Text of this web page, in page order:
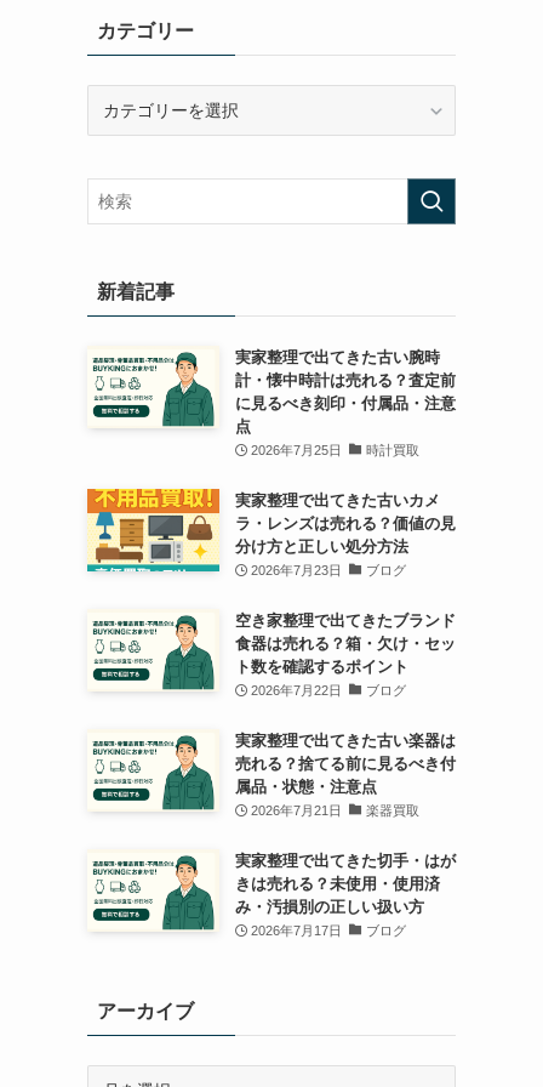
カテゴリー
リ
ー
新着記事
実家整理で出てきた古い腕時
計・懐中時計は売れる？査定前
に見るべき刻印・付属品・注意
点
2026年7月25日 時計買取
実家整理で出てきた古いカメ
ラ・レンズは売れる？価値の見
分け方と正しい処分方法
2026年7月23日 ブログ
空き家整理で出てきたブランド
食器は売れる？箱・欠け・セッ
ト数を確認するポイント
2026年7月22日 ブログ
実家整理で出てきた古い楽器は
売れる？捨てる前に見るべき付
属品・状態・注意点
2026年7月21日 楽器買取
実家整理で出てきた切手・はが
きは売れる？未使用・使用済
み・汚損別の正しい扱い方
2026年7月17日 ブログ
アーカイブ